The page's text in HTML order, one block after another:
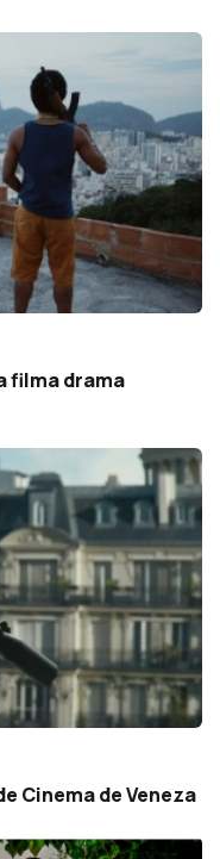
filma drama
Cinema de Veneza